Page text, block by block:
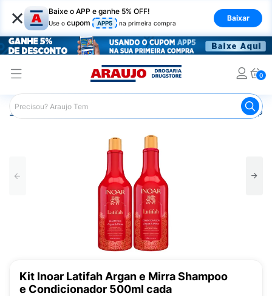
× Baixe o APP e ganhe 5% OFF!
Use o cupom APP5 na primeira compra
Baixar
0
Araujo Cabelo Cabelos de Todos os Tipos
Kit Inoar Latifah Argan e Mirra Shampoo
e Condicionador 500ml cada